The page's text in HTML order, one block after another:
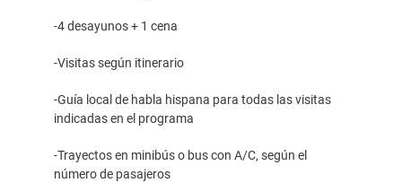
-4 desayunos + 1 cena
-Visitas según itinerario
-Guía local de habla hispana para todas las visitas
indicadas en el programa
-Trayectos en minibús o bus con A/C, según el
número de pasajeros